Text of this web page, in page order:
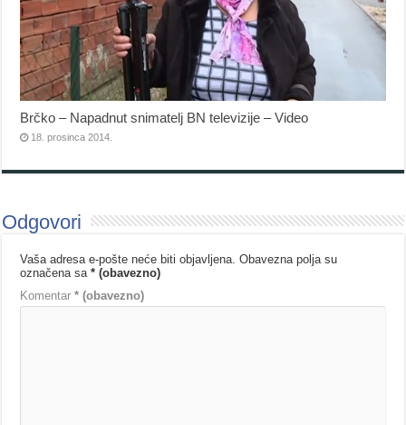
Brčko – Napadnut snimatelj BN televizije – Video
18. prosinca 2014.
Odgovori
Vaša adresa e-pošte neće biti objavljena. Obavezna polja su
označena sa* (obavezno)
Komentar* (obavezno)